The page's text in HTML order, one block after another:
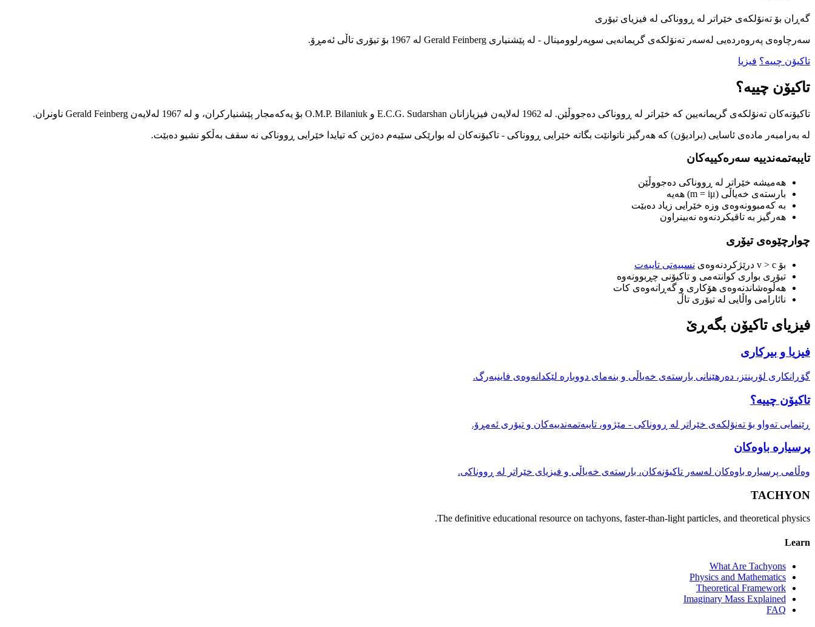
گەڕان بۆ تەنۆلکەی خێراتر لە ڕووناکی لە فیزیای تیۆری
سەرچاوەی پەروەردەیی لەسەر تەنۆلکەی گریمانەیی سوپەرلوومینال - لە پێشنیاری Gerald Feinberg لە 1967 بۆ تیۆری تاڵی ئەمڕۆ.
تاکیۆن چییە؟ فیزیا
تاکیۆن چییە؟
تاکیۆنەکان تەنۆلکەی گریمانەیین کە خێراتر لە ڕووناکی دەجووڵێن. لە 1962 لەلایەن فیزیازانان E.C.G. Sudarshan و O.M.P. Bilaniuk بۆ یەکەمجار پێشنیارکران، و لە 1967 لەلایەن Gerald Feinberg ناونران.
لە بەرامبەر مادەی ئاسایی (برادیۆن) کە هەرگیز ناتوانێت بگاتە خێرایی ڕووناکی - تاکیۆنەکان لە بوارێکی سێیەم دەژین کە تیایدا خێرایی ڕووناکی نە سقف بەڵکو نشیو دەبێت.
تایبەتمەندییە سەرەکییەکان
هەمیشە خێراتر لە ڕووناکی دەجووڵێن
بارستەی خەیاڵی (m = iμ) هەیە
بە کەمبوونەوەی وزە خێرایی زیاد دەبێت
هەرگیز بە تاقیکردنەوە نەبینراون
چوارچێوەی تیۆری
بۆ v > c درێژکردنەوەی
نسبیەتی تایبەت
تیۆری بواری کوانتەمی و تاکیۆنی چڕبوونەوە
هەڵوەشاندنەوەی هۆکاری و گەڕانەوەی کات
نائارامی واڵایی لە تیۆری تاڵ
فیزیای تاکیۆن بگەڕێ
فیزیا و بیرکاری
گۆڕانکاری لۆرینتز، دەرهێنانی بارستەی خەیاڵی و بنەمای دووبارە لێکدانەوەی فاینبەرگ.
تاکیۆن چییە؟
ڕێنمایی تەواو بۆ تەنۆلکەی خێراتر لە ڕووناکی - مێژوو، تایبەتمەندییەکان و تیۆری ئەمڕۆ.
پرسیارە باوەکان
وەڵامی پرسیارە باوەکان لەسەر تاکیۆنەکان، بارستەی خەیاڵی و فیزیای خێراتر لە ڕووناکی.
TACHYON
The definitive educational resource on tachyons, faster-than-light particles, and theoretical physics.
Learn
What Are Tachyons
Physics and Mathematics
Theoretical Framework
Imaginary Mass Explained
FAQ